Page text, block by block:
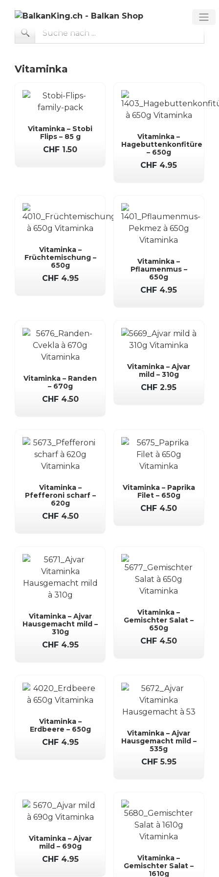
Skip
content
Vitaminka
Vitaminka – Stobi
Flips – 85 g
CHF 1.50
Vitaminka –
Hagebuttenkonfitüre
– 650g
CHF 4.95
Vitaminka –
Früchtemischung –
650g
CHF4.95
Vitaminka –
Pflaumenmus –
650g
CHF 4.95
Vitaminka – Randen
– 670g
CHF4.50
Vitaminka – Ajvar
mild – 310g
CHF 2.95
Vitaminka –
Pfefferoni scharf –
620g
CHF4.50
Vitaminka – Paprika
Filet – 650g
CHF 4.50
Vitaminka – Ajvar
Hausgemacht mild –
310g
CHF4.95
Vitaminka –
Gemischter Salat –
650g
CHF 4.50
Vitaminka –
Erdbeere – 650g
CHF4.95
Vitaminka – Ajvar
Hausgemacht mild –
535g
CHF5.95
Vitaminka – Ajvar
mild – 690g
CHF4.95
Vitaminka –
Gemischter Salat –
1610g